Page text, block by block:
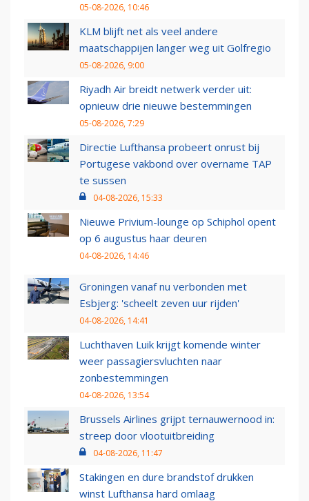
05-08-2026, 10:46
KLM blijft net als veel andere
maatschappijen langer weg uit Golfregio
05-08-2026, 9:00
Riyadh Air breidt netwerk verder uit:
opnieuw drie nieuwe bestemmingen
05-08-2026, 7:29
Directie Lufthansa probeert onrust bij
Portugese vakbond over overname TAP
te sussen
04-08-2026, 15:33
Nieuwe Privium-lounge op Schiphol opent
op 6 augustus haar deuren
04-08-2026, 14:46
Groningen vanaf nu verbonden met
Esbjerg: 'scheelt zeven uur rijden'
04-08-2026, 14:41
Luchthaven Luik krijgt komende winter
weer passagiersvluchten naar
zonbestemmingen
04-08-2026, 13:54
Brussels Airlines grijpt ternauwernood in:
streep door vlootuitbreiding
04-08-2026, 11:47
Stakingen en dure brandstof drukken
winst Lufthansa hard omlaag